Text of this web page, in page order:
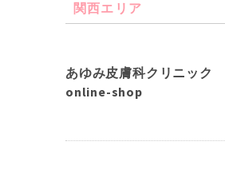
関西エリア
あゆみ皮膚科クリニック
online-shop